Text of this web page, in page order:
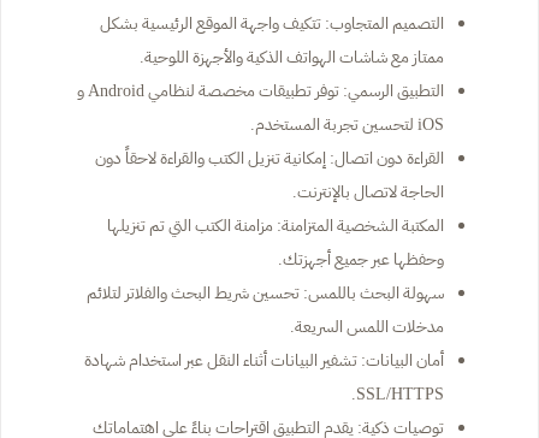
التصميم المتجاوب: تتكيف واجهة الموقع الرئيسية بشكل
ممتاز مع شاشات الهواتف الذكية والأجهزة اللوحية.
التطبيق الرسمي: توفر تطبيقات مخصصة لنظامي Android و
iOS لتحسين تجربة المستخدم.
القراءة دون اتصال: إمكانية تنزيل الكتب والقراءة لاحقاً دون
الحاجة لاتصال بالإنترنت.
المكتبة الشخصية المتزامنة: مزامنة الكتب التي تم تنزيلها
وحفظها عبر جميع أجهزتك.
سهولة البحث باللمس: تحسين شريط البحث والفلاتر لتلائم
مدخلات اللمس السريعة.
أمان البيانات: تشفير البيانات أثناء النقل عبر استخدام شهادة
SSL/HTTPS.
توصيات ذكية: يقدم التطبيق اقتراحات بناءً على اهتماماتك